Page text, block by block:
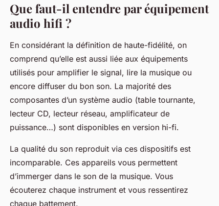
Que faut-il entendre par équipement
audio hifi ?
En considérant la définition de haute-fidélité, on
comprend qu’elle est aussi liée aux équipements
utilisés pour amplifier le signal, lire la musique ou
encore diffuser du bon son. La majorité des
composantes d’un système audio (table tournante,
lecteur CD, lecteur réseau, amplificateur de
puissance…) sont disponibles en version hi-fi.
La qualité du son reproduit via ces dispositifs est
incomparable. Ces appareils vous permettent
d’immerger dans le son de la musique. Vous
écouterez chaque instrument et vous ressentirez
chaque battement.